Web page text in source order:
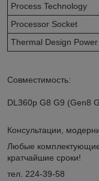
Process Technology
Processor Socket
Thermal Design Power
Совместимость:
DL360p G8 G9 (Gen8
Консультации,
Любые
кратчайшие сроки!
тел. 224-39-58